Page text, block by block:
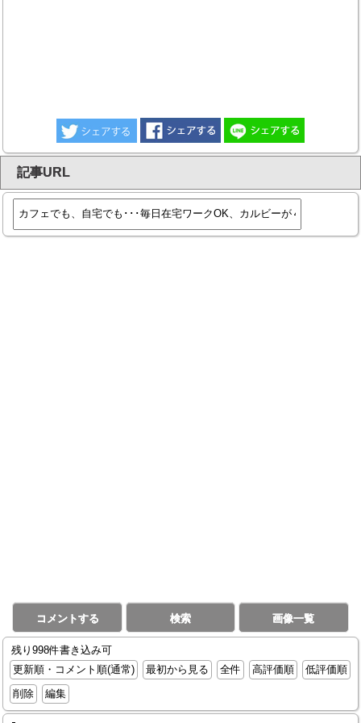
記事URL
コメントする 検索 画像一覧
残り998件書き込み可
更新順・コメント順(通常)
最初から見る 全件 高評価順
低評価順
削除
編集